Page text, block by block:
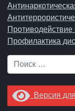
Противодействие
Профилактика
Поиск
Версия